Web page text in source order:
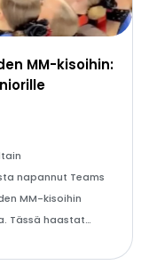
MM-kisoihin:
napannut Teams
MM-kisoihin
Tässä haastat…